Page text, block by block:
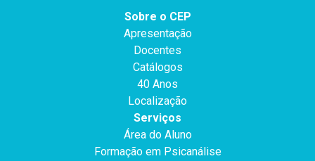
Sobre o CEP
Apresentação
Docentes
Catálogos
40 Anos
Localização
Serviços
Área do Aluno
Formação em Psicanálise